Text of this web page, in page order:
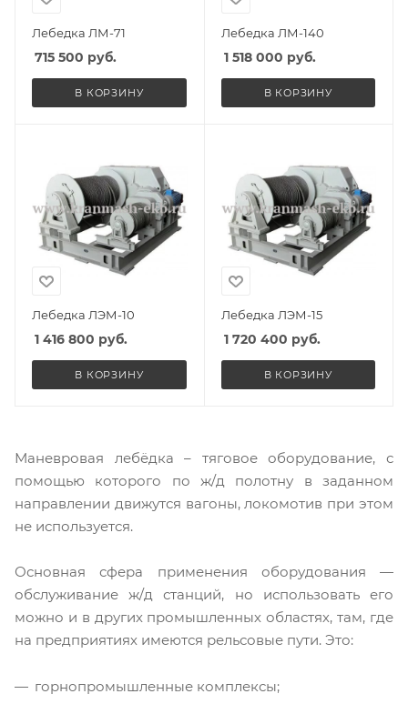
Лебедка ЛМ-71
715 500 руб.
В КОРЗИНУ
Лебедка ЛМ-140
1 518 000 руб.
В КОРЗИНУ
Лебедка ЛЭМ-10
1 416 800 руб.
В КОРЗИНУ
Лебедка ЛЭМ-15
1 720 400 руб.
В КОРЗИНУ
Маневровая лебёдка – тяговое оборудование, с
помощью которого по ж/д полотну в заданном
направлении движутся вагоны, локомотив при этом
не используется.
Основная сфера применения оборудования —
обслуживание ж/д станций, но использовать его
можно и в других промышленных областях, там, где
на предприятиях имеются рельсовые пути. Это:
горнопромышленные комплексы;